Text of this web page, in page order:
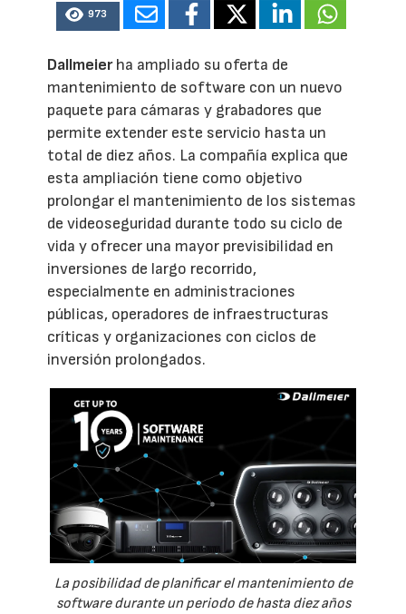
973
Dallmeierha ampliado su oferta de
mantenimiento de software con un nuevo
paquete para cámaras y grabadores que
permite extender este servicio hasta un
total de diez años. La compañía explica que
esta ampliación tiene como objetivo
prolongar el mantenimiento de los sistemas
de videoseguridad durante todo su ciclo de
vida y ofrecer una mayor previsibilidad en
inversiones de largo recorrido,
especialmente en administraciones
públicas, operadores de infraestructuras
críticas y organizaciones con ciclos de
inversión prolongados.
La posibilidad de planificar el mantenimiento de
software durante un periodo de hasta diez años